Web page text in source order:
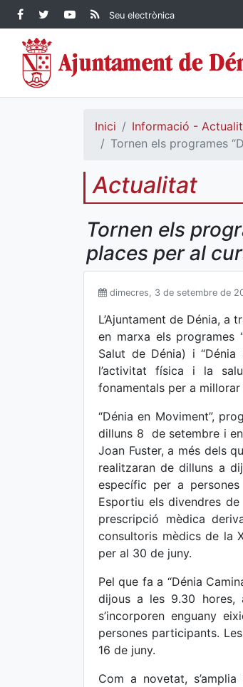
Contingut principal
Facebook Ajuntament de
Dénia
Twitter Ajuntament de
Dénia
YouTube Ajuntament
de Dénia
RSS Actualitat
Ajuntament de
Seu electrònica
Inici
Informació -
Tornen els programes
Actualitat
Tornen els
places per al
dimecres, 3 de setembre de
L’Ajuntament de Dénia, a
en marxa els programes
Salut de Dénia) i
l’activitat física i la
fonamentals per a
“Dénia en Moviment”,
dilluns 8 de setembre i
Joan Fuster, a més dels
realitzaran de dilluns a
específic per a
Esportiu els divendres
prescripció mèdica
consultoris mèdics de la
per al 30 de juny.
Pel que fa a “Dénia
dijous a les 9.30 hores,
s’incorporen enguany
persones participants.
16 de juny.
Com a novetat,